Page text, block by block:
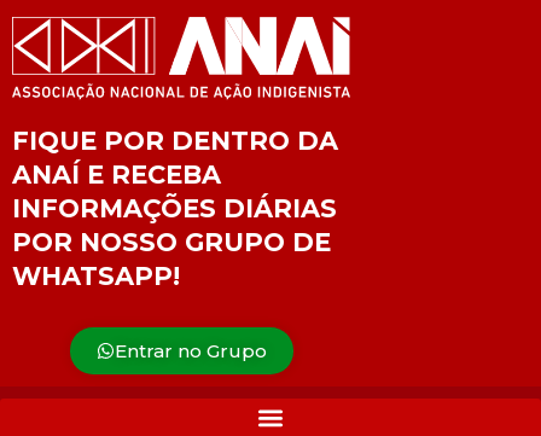
FIQUE POR DENTRO DA
ANAÍ E RECEBA
INFORMAÇÕES DIÁRIAS
POR NOSSO GRUPO DE
WHATSAPP!
Entrar no Grupo